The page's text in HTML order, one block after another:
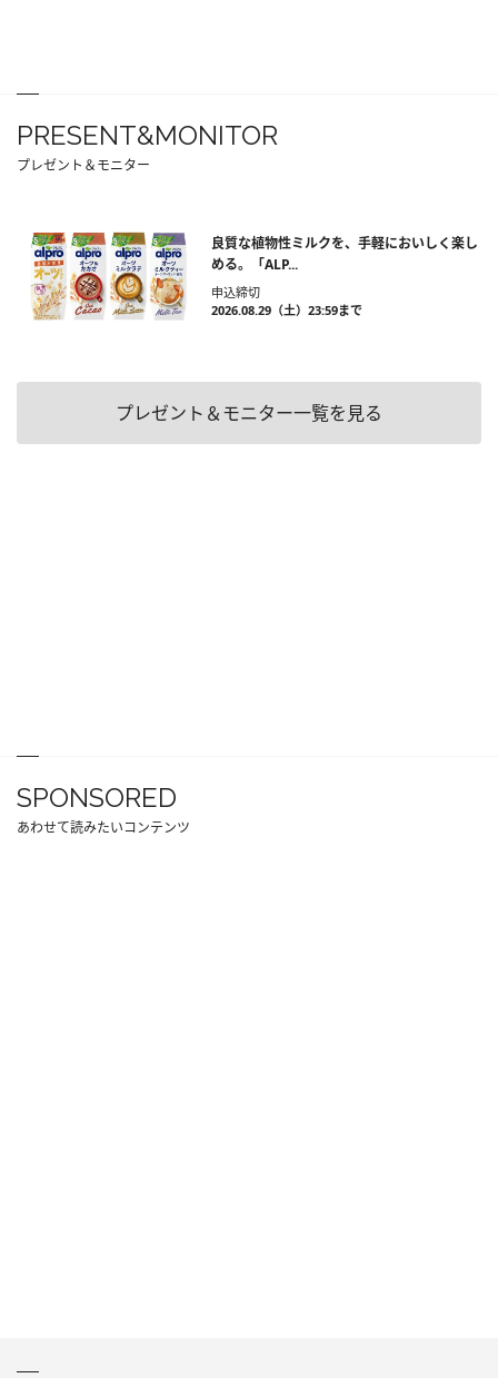
PRESENT&MONITOR
プレゼント＆モニター
良質な植物性ミルクを、手軽においしく楽し
める。「ALP...
申込締切
2026.08.29（土）23:59まで
プレゼント＆モニター一覧を見る
SPONSORED
あわせて読みたいコンテンツ